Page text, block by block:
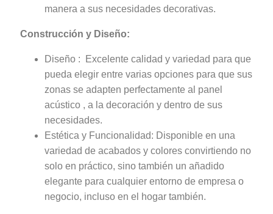
manera a sus necesidades decorativas.
Construcción y Diseño:
Diseño : Excelente calidad y variedad para que
pueda elegir entre varias opciones para que sus
zonas se adapten perfectamente al panel
acústico , a la decoración y dentro de sus
necesidades.
Estética y Funcionalidad: Disponible en una
variedad de acabados y colores convirtiendo no
solo en práctico, sino también un añadido
elegante para cualquier entorno de empresa o
negocio, incluso en el hogar también.